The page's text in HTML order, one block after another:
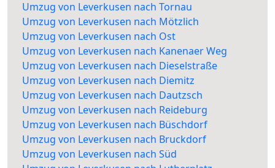
Umzug von Leverkusen nach Tornau
Umzug von Leverkusen nach Mötzlich
Umzug von Leverkusen nach Ost
Umzug von Leverkusen nach Kanenaer Weg
Umzug von Leverkusen nach Dieselstraße
Umzug von Leverkusen nach Diemitz
Umzug von Leverkusen nach Dautzsch
Umzug von Leverkusen nach Reideburg
Umzug von Leverkusen nach Büschdorf
Umzug von Leverkusen nach Bruckdorf
Umzug von Leverkusen nach Süd